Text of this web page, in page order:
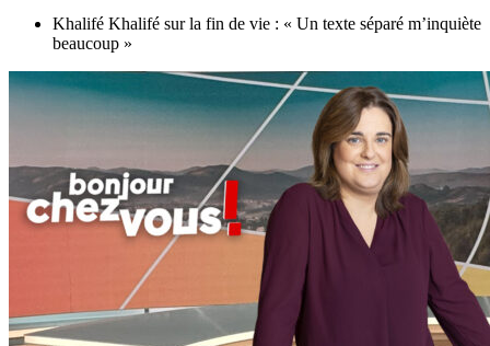
Khalifé Khalifé sur la fin de vie : « Un texte séparé m’inquiète
beaucoup »